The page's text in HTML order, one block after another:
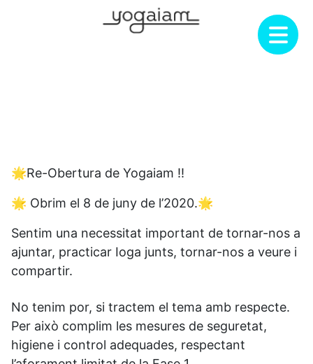
🌟Re-Obertura de Yogaiam !!
🌟 Obrim el 8 de juny de l’2020.🌟
Sentim una necessitat important de tornar-nos a
ajuntar, practicar Ioga junts, tornar-nos a veure i
compartir.
No tenim por, si tractem el tema amb respecte.
Per això complim les mesures de seguretat,
higiene i control adequades, respectant